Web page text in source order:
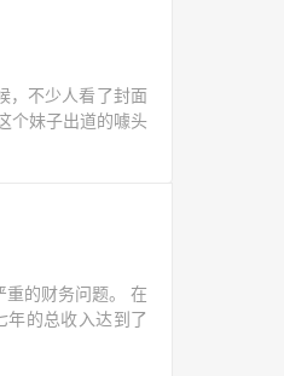
，不少人看了封面
个妹子出道的噱头
重的财务问题。 在
年的总收入达到了